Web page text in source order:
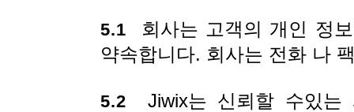
5.1 회사는 고객의 개인 정
약속합니다. 회사는 전화 나
5.2 Jiwix는 신뢰할 수있는